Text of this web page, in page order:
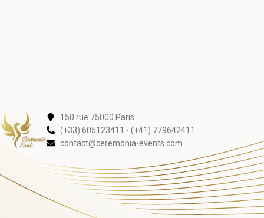
150 rue 75000 Paris
(+33) 605123411 - (+41) 779642411
contact@ceremonia-events.com